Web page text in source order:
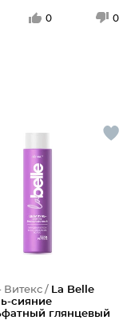
0 0
Витекс / La Belle
сияние
глянцевый